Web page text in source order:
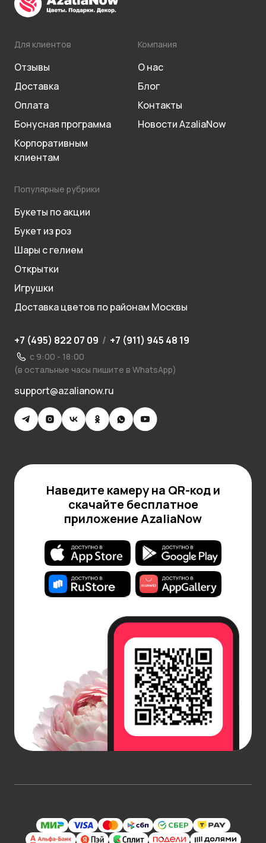
Для клиентов
Отзывы
Доставка
Оплата
Бонусная программа
Корпоративным
клиентам
Компания
О нас
Блог
Контакты
Новости AzaliaNow
Популярные рубрики
Букеты по акции
Букет из роз
Шары с гелием
Открытки
Игрушки
Доставка цветов по районам Москвы
+7 (495) 822 07 09 / +7 (911) 945 48 19
с 9:00 - 18:00
(в остальные часы пишите в WhatsApp)
support@azalianow.ru
Наведите камеру на QR-код и
скачайте бесплатное
приложение AzaliaNow